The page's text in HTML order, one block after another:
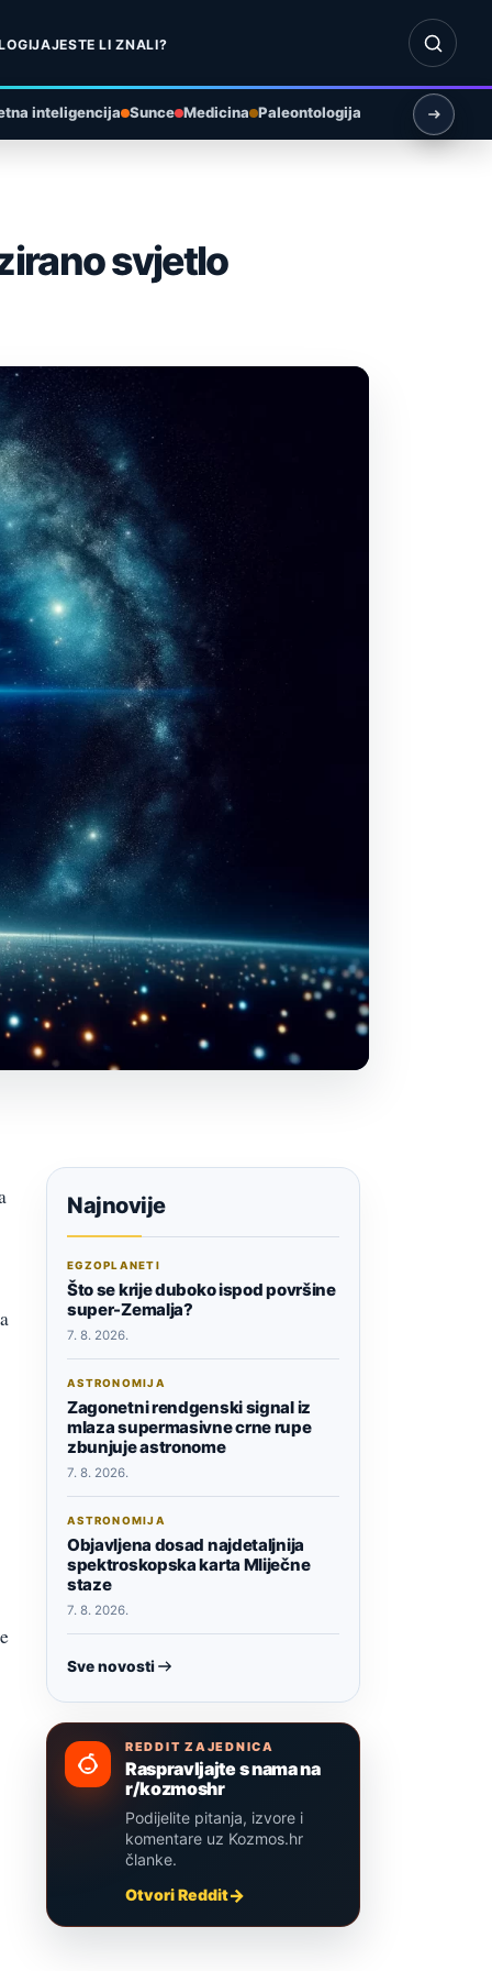
JESTE LI ZNALI?
Otvori
inteligencija Sunce Medicina Paleontologija
svjetlo
Najnovije
EGZOPLANETI
Što se krije duboko ispod površine
super-Zemalja?
7. 8. 2026.
ASTRONOMIJA
Zagonetni rendgenski signal iz
mlaza supermasivne crne rupe
zbunjuje astronome
7. 8. 2026.
ASTRONOMIJA
Objavljena dosad najdetaljnija
spektroskopska karta Mliječne
staze
7. 8. 2026.
Sve novosti
REDDIT ZAJEDNICA
Raspravljajte s nama na
r/kozmoshr
Podijelite pitanja, izvore i
komentare uz Kozmos.hr
članke.
Otvori Reddit